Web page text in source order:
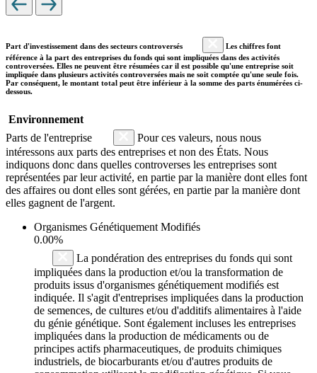
Part d'investissement dans des secteurs controversés
Les chiffres font
référence à la part des entreprises du fonds qui sont impliquées dans des activités
controversées. Elles ne peuvent être résumées car il est possible qu'une entreprise soit
impliquée dans plusieurs activités controversées mais ne soit comptée qu'une seule fois.
Par conséquent, le montant total peut être inférieur à la somme des parts énumérées ci-
dessous.
Environnement
Parts de l'entreprise
Pour ces valeurs, nous nous
intéressons aux parts des entreprises et non des États. Nous
indiquons donc dans quelles controverses les entreprises sont
représentées par leur activité, en partie par la manière dont elles font
des affaires ou dont elles sont gérées, en partie par la manière dont
elles gagnent de l'argent.
Organismes Génétiquement Modifiés
0.00%
La pondération des entreprises du fonds qui sont
impliquées dans la production et/ou la transformation de
produits issus d'organismes génétiquement modifiés est
indiquée. Il s'agit d'entreprises impliquées dans la production
de semences, de cultures et/ou d'additifs alimentaires à l'aide
du génie génétique. Sont également incluses les entreprises
impliquées dans la production de médicaments ou de
principes actifs pharmaceutiques, de produits chimiques
industriels, de biocarburants et/ou d'autres produits de